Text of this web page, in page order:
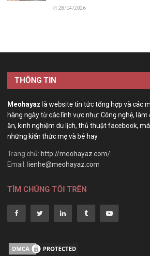
28/04/2026
THÔNG TIN
Meohayaz là website tin tức tổng hợp và các
hàng ngày từ các lĩnh vực như: Công nghệ, làm
ăn, kinh nghiệm du lịch, thủ thuật facebook,
những kiến thức mẹ và bé hay
Trang chủ: http://meohayaz.com/
Email: lienhe@meohayaz.com
TÌM CHÚNG TÔI TRÊN